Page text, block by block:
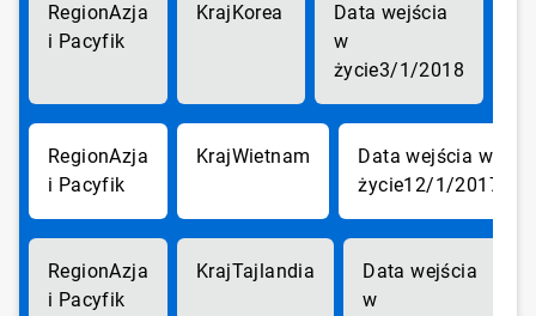
Azja
i Pacyfik
Korea
3/1/2018
Azja
i Pacyfik
Wietnam
12/1/2017
Azja
i Pacyfik
Tajlandia